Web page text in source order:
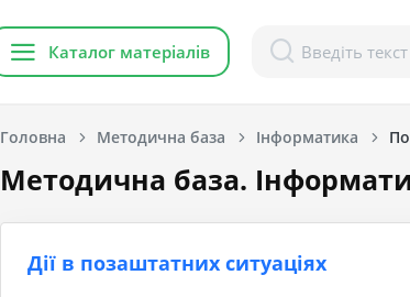
Каталог матеріалів
Головна Методична база Інформатика
Методична база.
Дії в позаштатних ситуаціях